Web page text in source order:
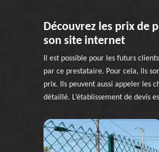
Découvrez les prix de
son site internet
Il est possible pour les futurs
par ce prestataire. Pour cela, ils
prix. Ils peuvent aussi appeler les
détaillé. L’établissement de devis